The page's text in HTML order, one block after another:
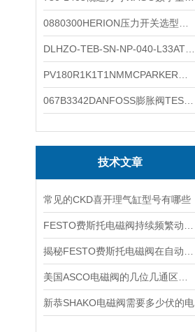
技术文章
常见的CKD喜开理气缸型号有哪些
新恭SHAKO电磁阀需要多少伏的电